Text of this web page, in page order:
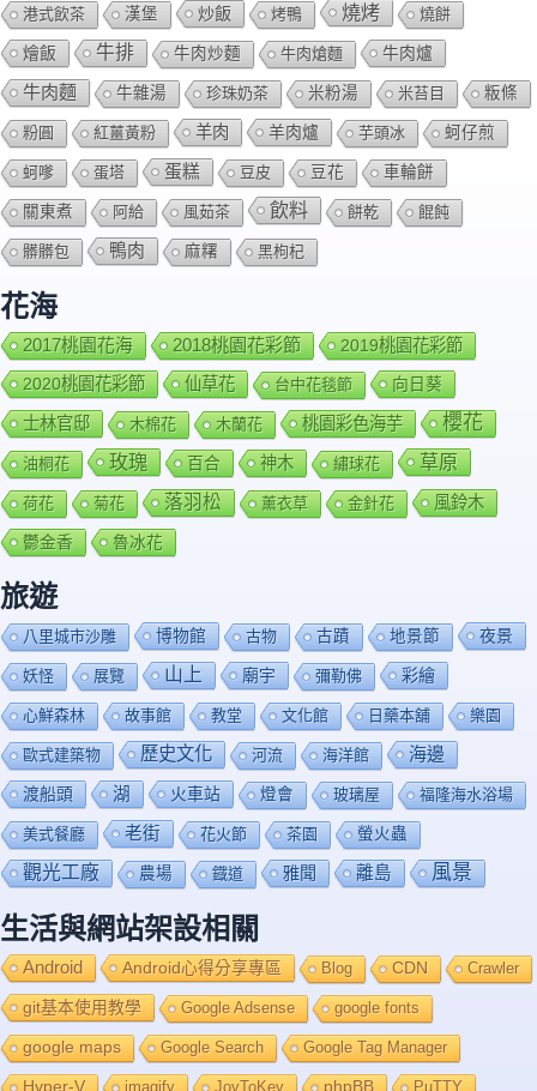
港式飲茶 漢堡 炒飯 烤鴨 燒烤 燒餅
燴飯 牛排 牛肉炒麵 牛肉熗麵 牛肉爐
牛肉麵 牛雜湯 珍珠奶茶 米粉湯 米苔目 粄條
粉圓 紅薑黃粉 羊肉 羊肉爐 芋頭冰 蚵仔煎
蚵嗲 蛋塔 蛋糕 豆皮 豆花 車輪餅
關東煮 阿給 風茹茶 飲料 餅乾 餛飩
髒髒包 鴨肉 麻糬 黑枸杞
花海
2017桃園花海 2018桃園花彩節
2019桃園花彩節
2020桃園花彩節
仙草花 台中花毯節 向日葵
士林官邸 木棉花 木蘭花 桃園彩色海芋 櫻花
油桐花 玫瑰 百合 神木 繡球花 草原
荷花 菊花 落羽松 薰衣草 金針花 風鈴木
鬱金香 魯冰花
旅遊
八里城市沙雕 博物館 古物 古蹟 地景節 夜景
妖怪 展覽 山上 廟宇 彌勒佛 彩繪
心鮮森林 故事館 教堂 文化館 日藥本舖 樂園
歐式建築物 歷史文化 河流 海洋館 海邊
渡船頭 湖 火車站 燈會 玻璃屋 福隆海水浴場
美式餐廳 老街 花火節 茶園 螢火蟲
觀光工廠 農場 鐡道 雅聞 離島 風景
生活與網站架設相關
Android Android心得分享專區 Blog CDN Crawler
git基本使用教學 Google Adsense google fonts
google maps Google Search Google Tag Manager
Hyper-V imagify JoyToKey phpBB PuTTY